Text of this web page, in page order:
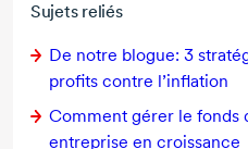
Sujets reliés
De notre blogue: 3
profits contre l’inflation
Comment gérer le fonds
entreprise en croissance